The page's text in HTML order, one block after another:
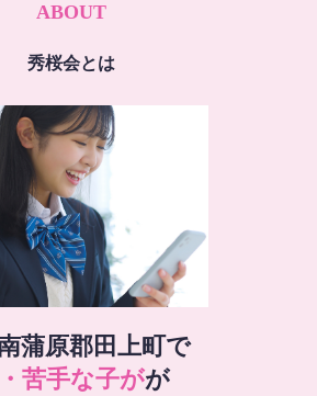
ABOUT
秀桜会とは
蒲原郡田上町で
苦手な子がが